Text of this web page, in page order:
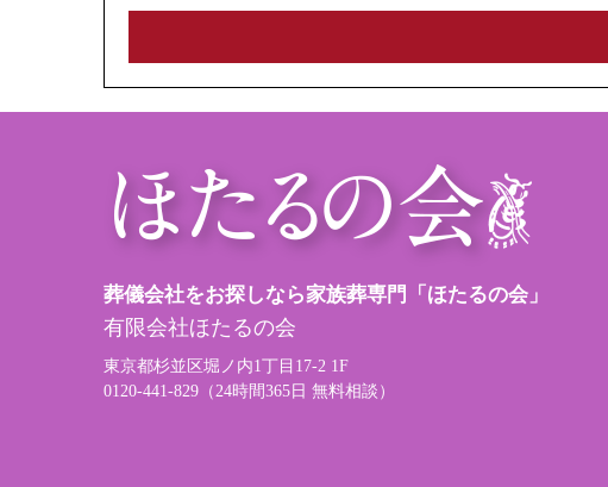
葬儀会社をお探しなら家族葬専門「ほたるの会」
有限会社ほたるの会
東京都杉並区堀ノ内1丁目17-2 1F
0120-441-829（24時間365日 無料相談）